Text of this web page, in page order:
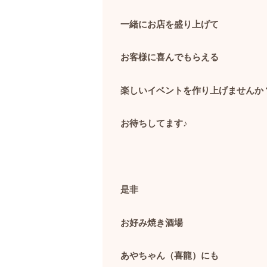
一緒にお店を盛り上げて
お客様に喜んでもらえる
楽しいイベントを作り上げませんか
お待ちしてます♪
是非
お好み焼き酒場
あやちゃん（喜龍）にも